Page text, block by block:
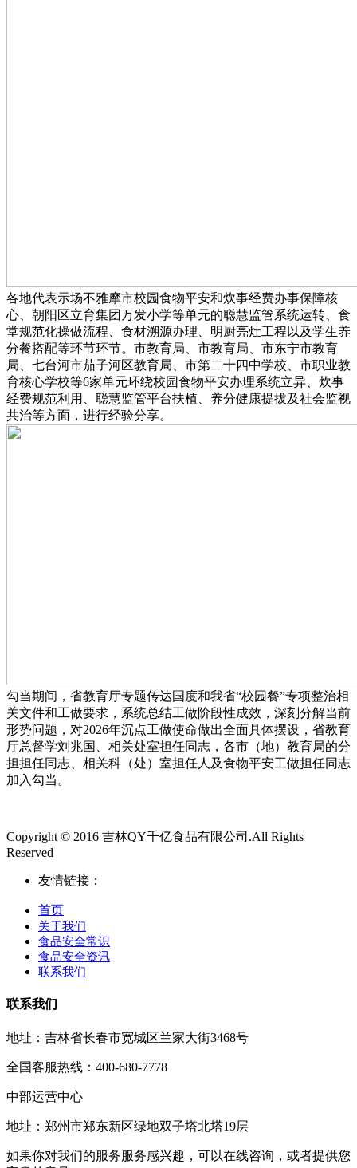
各地代表示场不雅摩市校园食物平安和炊事经费办事保障核
心、朝阳区立育集团万发小学等单元的聪慧监管系统运转、食
堂规范化操做流程、食材溯源办理、明厨亮灶工程以及学生养
分餐搭配等环节环节。市教育局、市教育局、市东宁市教育
局、七台河市茄子河区教育局、市第二十四中学校、市职业教
育核心学校等6家单元环绕校园食物平安办理系统立异、炊事
经费规范利用、聪慧监管平台扶植、养分健康提拔及社会监视
共治等方面，进行经验分享。
勾当期间，省教育厅专题传达国度和我省“校园餐”专项整治相
关文件和工做要求，系统总结工做阶段性成效，深刻分解当前
形势问题，对2026年沉点工做使命做出全面具体摆设，省教育
厅总督学刘兆国、相关处室担任同志，各市（地）教育局的分
担担任同志、相关科（处）室担任人及食物平安工做担任同志
加入勾当。
Copyright © 2016 吉林QY千亿食品有限公司.All Rights
Reserved
友情链接：
首页
关于我们
食品安全常识
食品安全资讯
联系我们
联系我们
地址：吉林省长春市宽城区兰家大街3468号
全国客服热线：400-680-7778
中部运营中心
地址：郑州市郑东新区绿地双子塔北塔19层
如果你对我们的服务服务感兴趣，可以在线咨询，或者提供您